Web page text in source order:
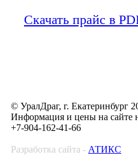
Скачать прайс в
© УралДраг, г. Екатеринбург
Информация и цены на сайте
+7-904-162-41-66
Разработка сайта - АТИКС